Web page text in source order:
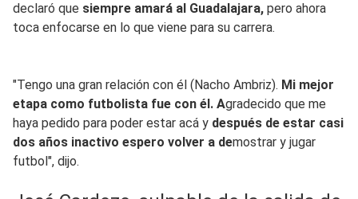
declaró que siempre amará al Guadalajara, pero ahora
toca enfocarse en lo que viene para su carrera.
"Tengo una gran relación con él (Nacho Ambriz). Mi mejor
etapa como futbolista fue con él. Agradecido que me
haya pedido para poder estar acá y después de estar casi
dos años inactivo espero volver a demostrar y jugar
futbol", dijo.